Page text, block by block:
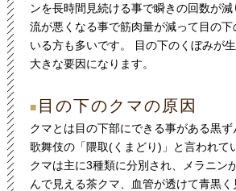
ンを長時間見続ける事で瞬きの回数が
流が悪くなる事で筋肉量が減って目の
いる方も多いです。 目の下のくぼみが
大きな要因になります。
■ 目の下のクマの原因
クマとは目の下部にできる事がある黒
歌舞伎の「隈取(くまどり)」と言われて
クマは主に3種類に分別され、メラニン
んで見える茶クマ、血管が透けて青黒く